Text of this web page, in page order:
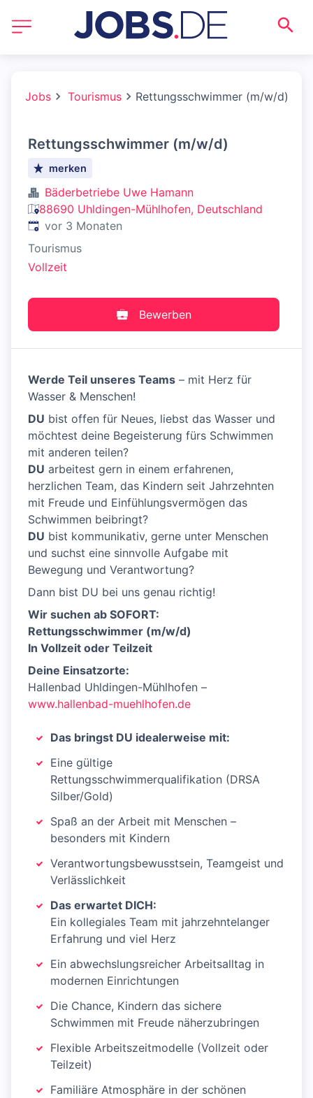
Jobs Tourismus Rettungsschwimmer (m/w/d)
Rettungsschwimmer (m/w/d)
merken
Bäderbetriebe Uwe Hamann
88690 Uhldingen-Mühlhofen, Deutschland
Veröffentlicht:
vor 3 Monaten
Tourismus
Vollzeit
Bewerben
Werde Teil unseres Teams – mit Herz für
Wasser & Menschen!
DU bist offen für Neues, liebst das Wasser und
möchtest deine Begeisterung fürs Schwimmen
mit anderen teilen?
DU arbeitest gern in einem erfahrenen,
herzlichen Team, das Kindern seit Jahrzehnten
mit Freude und Einfühlungsvermögen das
Schwimmen beibringt?
DU bist kommunikativ, gerne unter Menschen
und suchst eine sinnvolle Aufgabe mit
Bewegung und Verantwortung?
Dann bist DU bei uns genau richtig!
Wir suchen ab SOFORT:
Rettungsschwimmer (m/w/d)
In Vollzeit oder Teilzeit
Deine Einsatzorte:
Hallenbad Uhldingen-Mühlhofen –
www.hallenbad-muehlhofen.de
Das bringst DU idealerweise mit:
Eine gültige
Rettungsschwimmerqualifikation (DRSA
Silber/Gold)
Spaß an der Arbeit mit Menschen –
besonders mit Kindern
Verantwortungsbewusstsein, Teamgeist und
Verlässlichkeit
Das erwartet DICH:
Ein kollegiales Team mit jahrzehntelanger
Erfahrung und viel Herz
Ein abwechslungsreicher Arbeitsalltag in
modernen Einrichtungen
Die Chance, Kindern das sichere
Schwimmen mit Freude näherzubringen
Flexible Arbeitszeitmodelle (Vollzeit oder
Teilzeit)
Familiäre Atmosphäre in der schönen